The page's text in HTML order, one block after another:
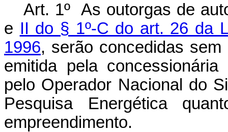
Art. 1º As outorgas de
e II do § 1º-C do art. 26 da
1996, serão concedidas
emitida pela
pelo Operador Nacional do
Pesquisa Energética
empreendimento.